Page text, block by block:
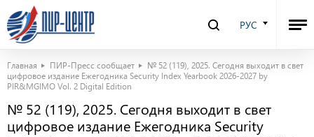
РУС
Главная ПИР-Пресс сообщает
№ 52 (119), 2025. Сегодня выходит в свет
цифровое издание Ежегодника Security Index Yearbook 2026-2027 by
PIR&MGIMO Vol. 2 Digital Edition
№ 52 (119), 2025. Сегодня выходит в свет
цифровое издание Ежегодника Security